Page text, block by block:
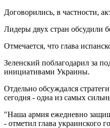
Договорились, в частности,
Лидеры двух стран обсудили
Отмечается, что глава
Зеленский поблагодарил за
инициативами Украины.
Отдельно обсуждался
сегодня - одна из самых
"Наша армия ежедневно
- отметил глава украинского